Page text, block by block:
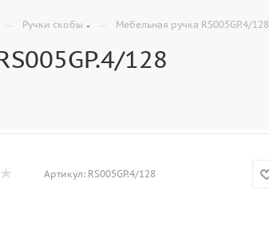
— Ручки скобы — Мебельная ручка RS005GP.4/128
128
Артикул: RS005GP.4/128